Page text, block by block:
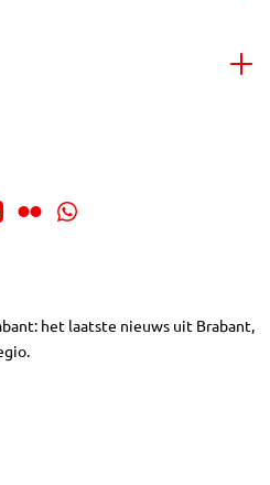
het laatste nieuws uit Brabant,